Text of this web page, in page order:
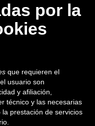
por la
que requieren el
usuario son
y afiliación,
técnico y las necesarias
prestación de servicios